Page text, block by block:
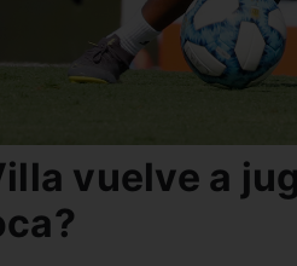
vuelve a